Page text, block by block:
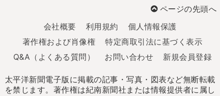
ページの先頭へ
会社概要
利用規約
個人情報保護
著作権および肖像権
特定商取引法に基づく表示
Q&A（よくある質問）
お問い合わせ 新規会員登録
太平洋新聞電子版に掲載の記事・写真・図表など無断転載
を禁じます。著作権は紀南新聞社または情報提供者に属し